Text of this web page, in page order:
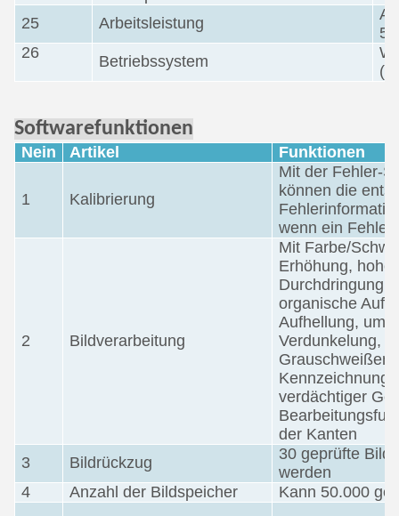
25
Arbeitsleistung
26
Betriebssystem
Softwarefunktionen
Nein Artikel Funktionen
1 Kalibrierung
Mit der Fehler-
können die
wenn ein Fehler
2 Bildverarbeitung
Mit Farbe/
Erhöhung, hohe
Durchdringung,
organische
Aufhellung,
Verdunkelung,
verdächtiger
der Kanten
3
Bildrückzug
30 geprüfte
werden
4
Anzahl der Bildspeicher Kann 50.000